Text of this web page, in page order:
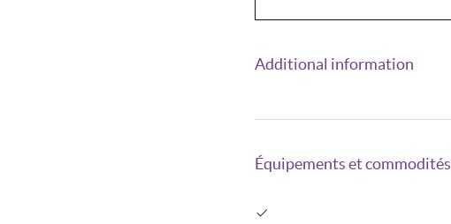
Additional information
Équipements et commodités